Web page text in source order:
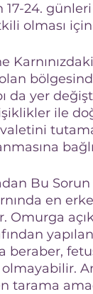
24.
olması
da yer
ile
Bu
en
beraber,
tarama